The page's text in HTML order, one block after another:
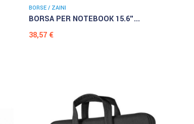
BORSE / ZAINI
BORSA PER NOTEBOOK 15.6"...
Prezzo
38,57 €